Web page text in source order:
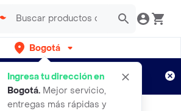
Bogotá
Ingresa tu dirección en
Bogotá. Mejor servicio,
entregas más rápidas y
gratis por semanas
Aplican TyC